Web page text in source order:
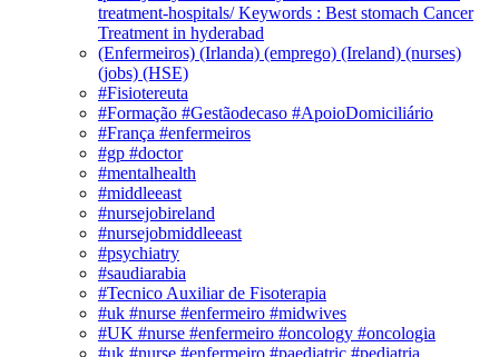
treatment-hospitals/ Keywords : Best stomach Cancer
Treatment in hyderabad
(Enfermeiros) (Irlanda) (emprego) (Ireland) (nurses)
(jobs) (HSE)
#Fisiotereuta
#Formação #Gestãodecaso #ApoioDomiciliário
#França #enfermeiros
#gp #doctor
#mentalhealth
#middleeast
#nursejobireland
#nursejobmiddleeast
#psychiatry
#saudiarabia
#Tecnico Auxiliar de Fisoterapia
#uk #nurse #enfermeiro #midwives
#UK #nurse #enfermeiro #oncology #oncologia
#uk #nurse #enfermeiro #paediatric #pediatria